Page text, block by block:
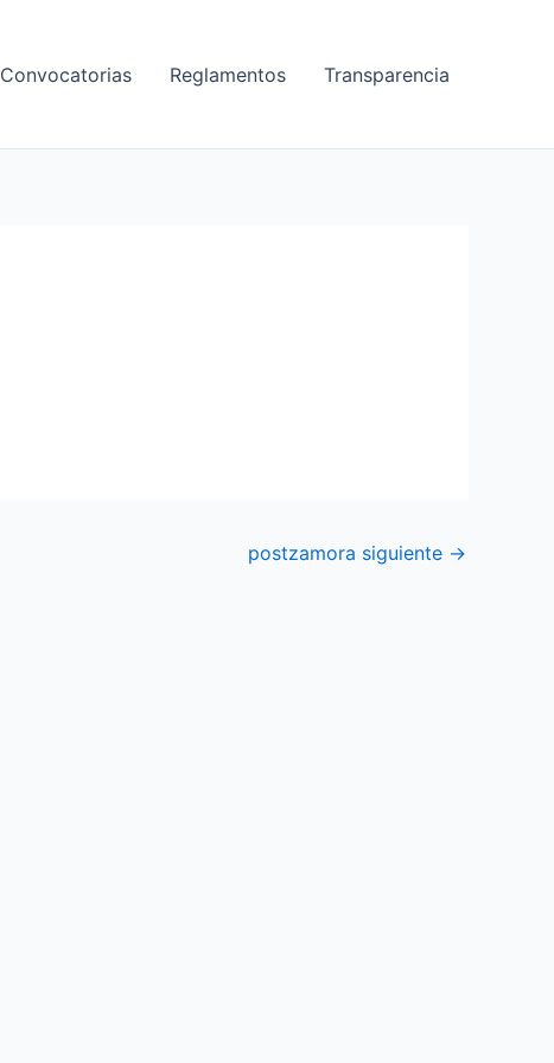
Convocatorias Reglamentos Transparencia
postzamora siguiente →